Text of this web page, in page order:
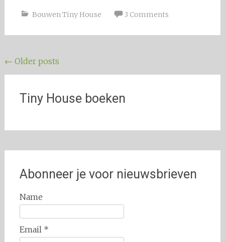
Bouwen Tiny House 3 Comments
Posts navigation
← Older posts
Tiny House boeken
Abonneer je voor nieuwsbrieven
Name
Email *